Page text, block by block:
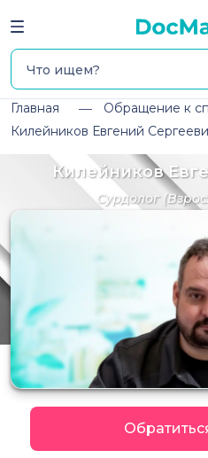
Главная
Обращение к
Килейников Евгений
Килейников
Сурдолог